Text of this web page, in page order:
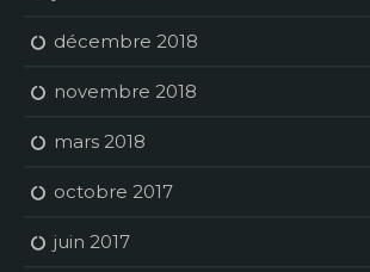
décembre 2018
novembre 2018
mars 2018
octobre 2017
juin 2017